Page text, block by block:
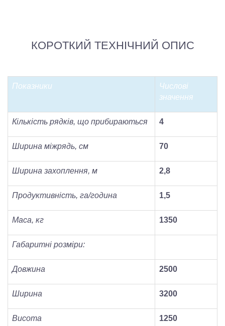
КОРОТКИЙ ТЕХНІЧНИЙ ОПИС
Показники
Числові
значення
Кількість рядків, що прибираються 4
Ширина міжрядь, см 70
Ширина захоплення, м 2,8
Продуктивність, га/година 1,5
Маса, кг 1350
Габаритні розміри:
Довжина 2500
Ширина 3200
Висота 1250